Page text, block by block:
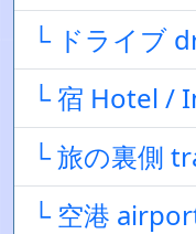
└ ドライブ
└ 宿 Hotel /
└ 旅の裏側
└ 空港